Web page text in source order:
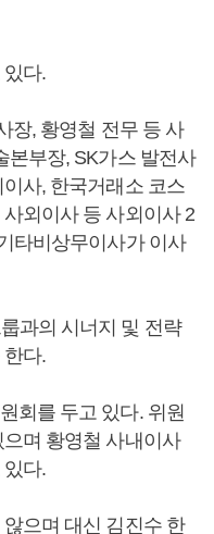
다.
장, 황영철 전무 등 사
본부장, SK가스 발전사
사, 한국거래소 코스
외이사 등 사외이사 2
타비상무이사가 이사
과의 시너지 및 전략
다.
회를 두고 있다. 위원
며 황영철 사내이사
다.
으며 대신 김진수 한